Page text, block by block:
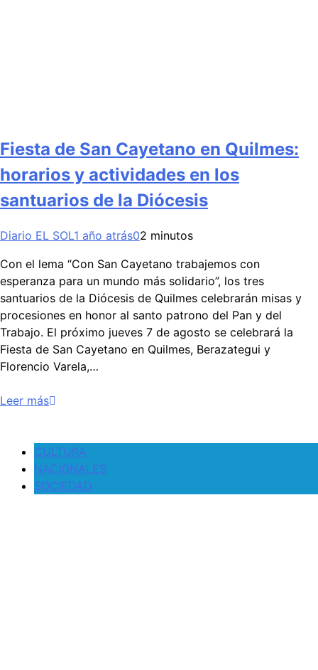
Fiesta de San Cayetano en Quilmes:
horarios y actividades en los
santuarios de la Diócesis
Diario EL SOL1 año atrás02 minutos
Con el lema “Con San Cayetano trabajemos con
esperanza para un mundo más solidario”, los tres
santuarios de la Diócesis de Quilmes celebrarán misas y
procesiones en honor al santo patrono del Pan y del
Trabajo. El próximo jueves 7 de agosto se celebrará la
Fiesta de San Cayetano en Quilmes, Berazategui y
Florencio Varela,…
Leer más
CULTURA
NACIONALES
SOCIEDAD